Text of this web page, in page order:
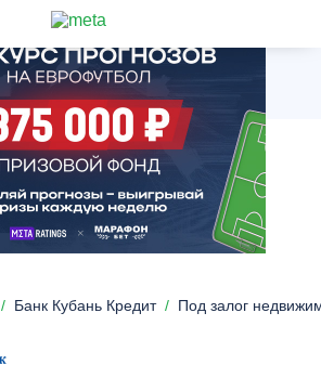
Банк Кубань Кредит Под залог